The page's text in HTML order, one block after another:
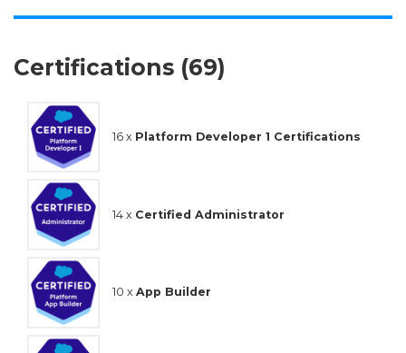
Certifications (69)
16 x Platform Developer 1 Certifications
14 x Certified Administrator
10 x App Builder